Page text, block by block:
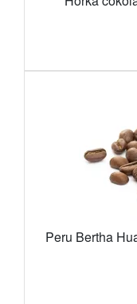
Peru Bertha